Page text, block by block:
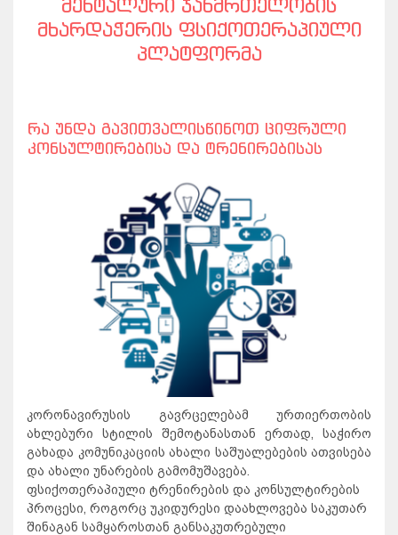
ᲛᲔᲜᲢᲐᲚᲣᲠᲘ ᲯᲐᲜᲛᲠᲗᲔᲚᲝᲑᲘᲡ
ᲛᲮᲐᲠᲓᲐᲭᲔᲠᲘᲡ ᲤᲡᲘᲥᲝᲗᲔᲠᲐᲞᲘᲣᲚᲘ
ᲞᲚᲐᲢᲤᲝᲠᲛᲐ
რა უნდა გავითვალისწინოთ ციფრული
კონსულტირებისა და ტრენირებისას
კორონავირუსის გავრცელებამ ურთიერთობის
ახლებური სტილის შემოტანასთან ერთად, საჭირო
გახადა კომუნიკაციის ახალი საშუალებების ათვისება
და ახალი უნარების გამომუშავება.
ფსიქოთერაპიული ტრენირების და კონსულტირების
პროცესი, როგორც უკიდურესი დაახლოვება საკუთარ
შინაგან სამყაროსთან განსაკუთრებული